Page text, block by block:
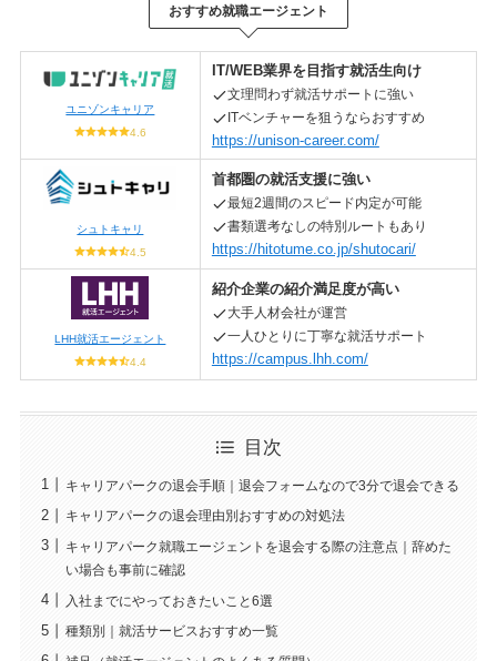
おすすめ就職エージェント
ユニゾンキャリア
4.6
IT/WEB業界を目指す就活生向け
文理問わず就活サポートに強い
ITベンチャーを狙うならおすすめ
https://unison-career.com/
シュトキャリ
4.5
首都圏の就活支援に強い
最短2週間のスピード内定が可能
書類選考なしの特別ルートもあり
https://hitotume.co.jp/shutocari/
LHH就活エージェント
4.4
紹介企業の紹介満足度が高い
大手人材会社が運営
一人ひとりに丁寧な就活サポート
https://campus.lhh.com/
目次
キャリアパークの退会手順｜退会フォームなので3分で退会できる
キャリアパークの退会理由別おすすめの対処法
キャリアパーク就職エージェントを退会する際の注意点｜辞めた
い場合も事前に確認
入社までにやっておきたいこと6選
種類別｜就活サービスおすすめ一覧